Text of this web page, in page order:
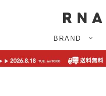
BRAND